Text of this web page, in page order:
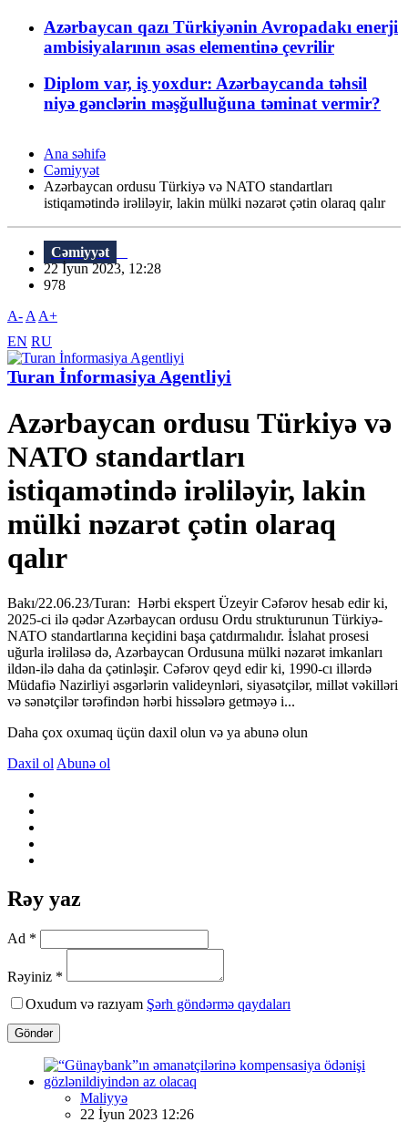
Azərbaycan qazı Türkiyənin Avropadakı enerji
ambisiyalarının əsas elementinə çevrilir
Diplom var, iş yoxdur: Azərbaycanda təhsil
niyə gənclərin məşğulluğuna təminat vermir?
Ana səhifə
Cəmiyyət
Azərbaycan ordusu Türkiyə və NATO standartları
istiqamətində irəliləyir, lakin mülki nəzarət çətin olaraq qalır
Cəmiyyət
22 İyun 2023, 12:28
978
A- A A+
EN RU
Turan İnformasiya Agentliyi
Azərbaycan ordusu Türkiyə və
NATO standartları
istiqamətində irəliləyir, lakin
mülki nəzarət çətin olaraq
qalır
Bakı/22.06.23/Turan: Hərbi ekspert Üzeyir Cəfərov hesab edir ki,
2025-ci ilə qədər Azərbaycan ordusu Ordu strukturunun Türkiyə-
NATO standartlarına keçidini başa çatdırmalıdır. İslahat prosesi
uğurla irəliləsə də, Azərbaycan Ordusuna mülki nəzarət imkanları
ildən-ilə daha da çətinləşir. Cəfərov qeyd edir ki, 1990-cı illərdə
Müdafiə Nazirliyi əsgərlərin valideynləri, siyasətçilər, millət vəkilləri
və sənətçilər tərəfindən hərbi hissələrə getməyə i...
Daha çox oxumaq üçün daxil olun və ya abunə olun
Daxil ol Abunə ol
Rəy yaz
Ad *
Rəyiniz *
Oxudum və razıyam Şərh göndərmə qaydaları
Göndər
Maliyyə
22 İyun 2023 12:26